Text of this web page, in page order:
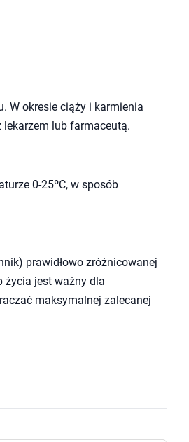
W okresie ciąży i karmienia
lub farmaceutą.
0-25ºC, w sposób
prawidłowo zróżnicowanej
życia jest ważny dla
maksymalnej zalecanej